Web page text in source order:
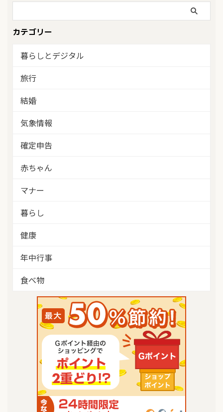
カテゴリー
暮らしとデジタル
旅行
結婚
気象情報
確定申告
赤ちゃん
マナー
暮らし
健康
年中行事
食べ物